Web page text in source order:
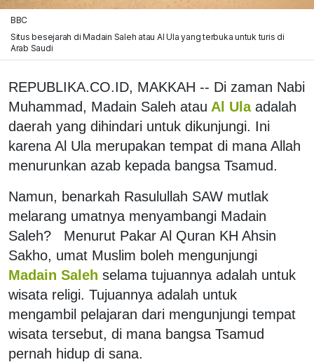
BBC
Situs besejarah di Madain Saleh atau Al Ula yang terbuka untuk turis di
Arab Saudi
REPUBLIKA.CO.ID, MAKKAH -- Di zaman Nabi
Muhammad, Madain Saleh atau Al Ula adalah
daerah yang dihindari untuk dikunjungi. Ini
karena Al Ula merupakan tempat di mana Allah
menurunkan azab kepada bangsa Tsamud.
Namun, benarkah Rasulullah SAW mutlak
melarang umatnya menyambangi Madain
Saleh? Menurut Pakar Al Quran KH Ahsin
Sakho, umat Muslim boleh mengunjungi
Madain Saleh selama tujuannya adalah untuk
wisata religi. Tujuannya adalah untuk
mengambil pelajaran dari mengunjungi tempat
wisata tersebut, di mana bangsa Tsamud
pernah hidup di sana.